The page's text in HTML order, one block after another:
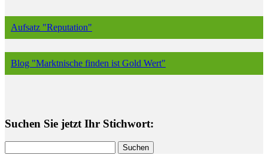
Aufsatz "Reputation"
Blog "Marktnische finden ist Gold Wert"
Suchen Sie jetzt Ihr Stichwort:
nach: